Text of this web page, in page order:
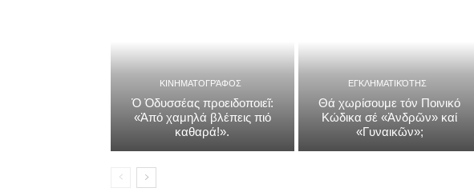
ΚΙΝΗΜΑΤΟΓΡΆΦΟΣ
Ὁ Ὀδυσσέας προειδοποιεῖ:
«Ἀπό χαμηλά βλέπεις πιό
καθαρά!».
ΕΓΚΛΗΜΑΤΙΚΌΤΗΣ
Θά χωρίσουμε τόν Ποινικό
Κώδικα σέ «Ἀνδρῶν» καί
«Γυναικῶν»;